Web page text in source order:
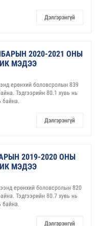
Дэлгэрэнгүй
2020-2021 ОНЫ
МЭДЭЭ
ерөнхий боловсролын 839
Тэдгээрийн 80.1 хувь нь
байна.
Дэлгэрэнгүй
2019-2020 ОНЫ
МЭДЭЭ
ерөнхий боловсролын 820
Тэдгээрийн 80.7 хувь нь
байна.
Дэлгэрэнгүй